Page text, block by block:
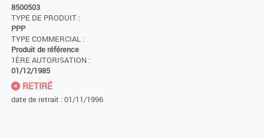
8500503
TYPE DE PRODUIT :
PPP
TYPE COMMERCIAL :
Produit de référence
1ÈRE AUTORISATION :
01/12/1985
RETIRÉ
date de retrait : 01/11/1996